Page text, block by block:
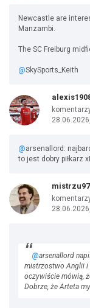
Newcastle are
Manzambi.
The SC Freiburg
@SkySports_Keith
@arsenallord:
to jest dobry piłkarz
@arsenallord
mistrzostwo Anglii i
oczywiście mówią,
Dobrze, że Arteta